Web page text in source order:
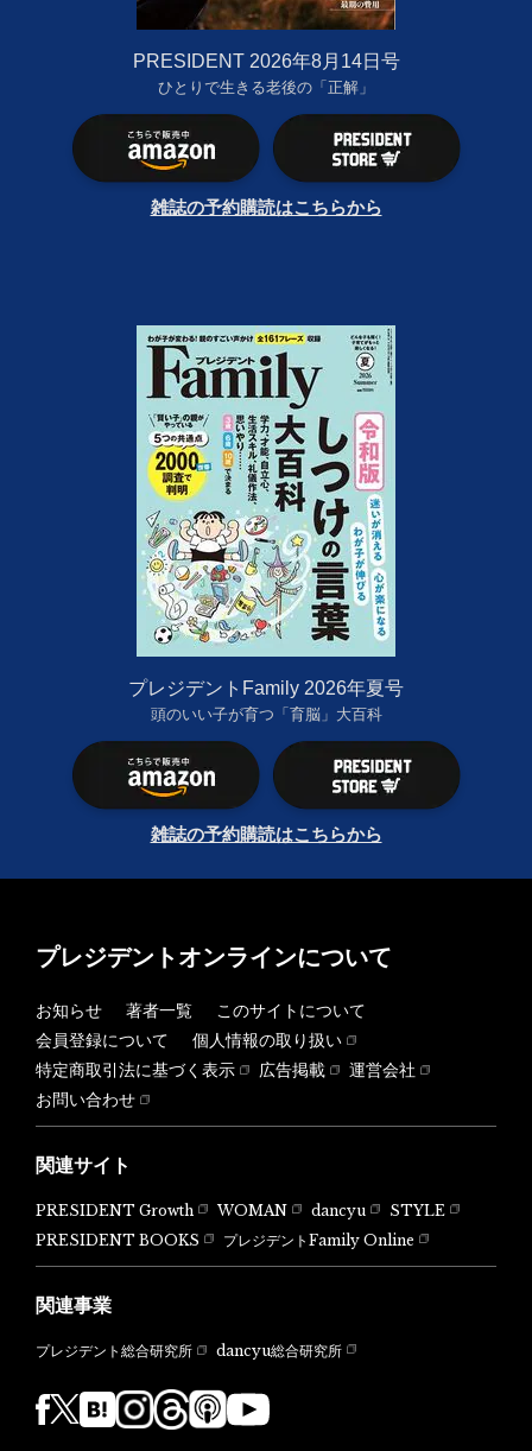
PRESIDENT 2026年8月14日号
ひとりで生きる老後の「正解」
雑誌の予約購読はこちらから
プレジデントFamily 2026年夏号
頭のいい子が育つ「育脳」大百科
雑誌の予約購読はこちらから
プレジデントオンラインについて
お知らせ 著者一覧
このサイトについて
会員登録について
個人情報の取り扱い
特定商取引法に基づく表示
広告掲載
運営会社
お問い合わせ
関連サイト
PRESIDENT Growth WOMAN dancyu
STYLE
PRESIDENT BOOKS
プレジデントFamily Online
関連事業
プレジデント総合研究所 dancyu総合研究所